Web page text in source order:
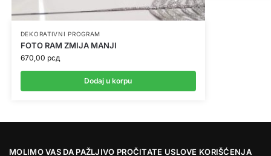
DEKORATIVNI PROGRAM
FOTO RAM ZMIJA MANJI
670,00 рсд
Dodaj u korpu
MOLIMO VAS DA PAŽLJIVO PROČITATE USLOVE KORIŠĆENJA